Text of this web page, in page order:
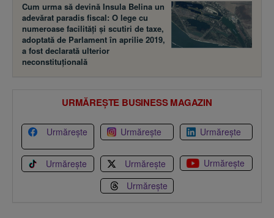
Cum urma să devină Insula Belina un
adevărat paradis fiscal: O lege cu
numeroase facilităţi şi scutiri de taxe,
adoptată de Parlament în aprilie 2019,
a fost declarată ulterior
neconstituţională
URMĂREȘTE BUSINESS MAGAZIN
Urmărește Urmărește Urmărește
Urmărește Urmărește
Urmărește
Urmărește